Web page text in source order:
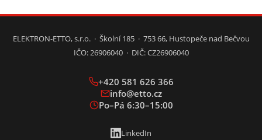
ELEKTRON-ETTO, s.r.o. · Školní 185 · 753 66, Hustopeče nad Bečvou
IČO: 26906040 · DIČ: CZ26906040
+420 581 626 366
info@etto.cz
Po–Pá 6:30–15:00
LinkedIn